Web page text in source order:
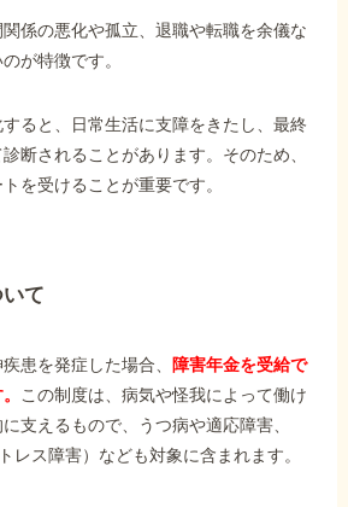
係の悪化や孤立、退職や転職を余儀な
が特徴です。
ると、日常生活に支障をきたし、最終
断されることがあります。そのため、
を受けることが重要です。
て
患を発症した場合、
障害年金を受給で
この制度は、病気や怪我によって働け
支えるもので、うつ病や適応障害、
レス障害）なども対象に含まれます。